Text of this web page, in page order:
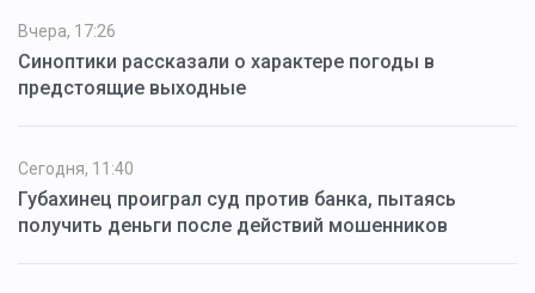
Вчера, 17:26
Синоптики рассказали о характере погоды в
предстоящие выходные
Сегодня, 11:40
Губахинец проиграл суд против банка, пытаясь
получить деньги после действий мошенников